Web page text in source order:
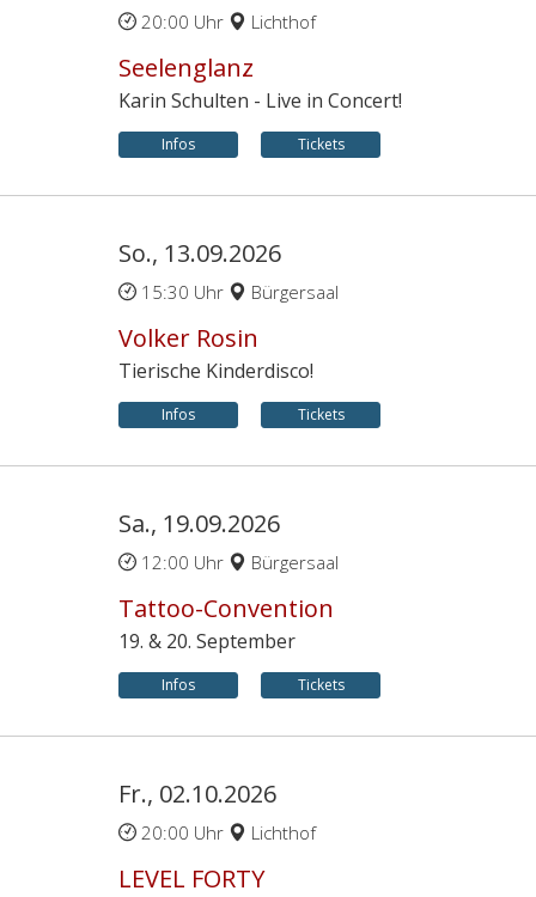
20:00 Uhr Lichthof
Seelenglanz
Karin Schulten - Live in Concert!
Infos Tickets
So., 13.09.2026
15:30 Uhr Bürgersaal
Volker Rosin
Tierische Kinderdisco!
Infos Tickets
Sa., 19.09.2026
12:00 Uhr Bürgersaal
Tattoo-Convention
19. & 20. September
Infos Tickets
Fr., 02.10.2026
20:00 Uhr Lichthof
LEVEL FORTY